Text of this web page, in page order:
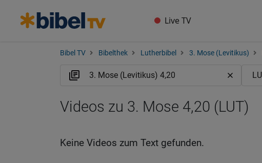
Live TV
Bibel TV Bibelthek Lutherbibel 3. Mose (Levitikus)
Videos zu 3. Mose 4,20 (LUT)
Keine Videos zum Text gefunden.